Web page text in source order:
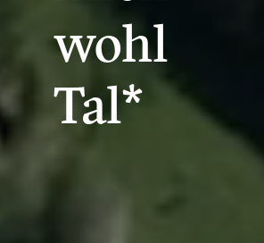
wohl
Tal*